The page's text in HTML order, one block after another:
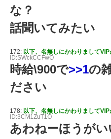
な？
話聞いてみたい
172: 以下、名無しにかわりまして
ID:SWckCCFwO
時給\900で>>1の
ださい
178: 以下、名無しにかわりまして
ID:3CM1ZuT1O
あわねーほうが